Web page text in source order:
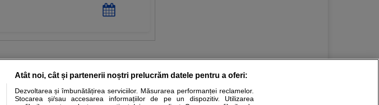
medicale Boli si afectiuni Calculatoare Stiri medicale
Atât noi, cât și partenerii noștri prelucrăm datele pentru a oferi:
Dezvoltarea și îmbunătățirea serviciilor. Măsurarea performanței reclamelor.
Stocarea și/sau accesarea informațiilor de pe un dispozitiv. Utilizarea